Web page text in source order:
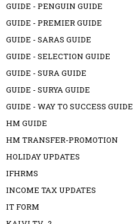
GUIDE - PENGUIN GUIDE
GUIDE - PREMIER GUIDE
GUIDE - SARAS GUIDE
GUIDE - SELECTION GUIDE
GUIDE - SURA GUIDE
GUIDE - SURYA GUIDE
GUIDE - WAY TO SUCCESS GUIDE
HM GUIDE
HM TRANSFER-PROMOTION
HOLIDAY UPDATES
IFHRMS
INCOME TAX UPDATES
IT FORM